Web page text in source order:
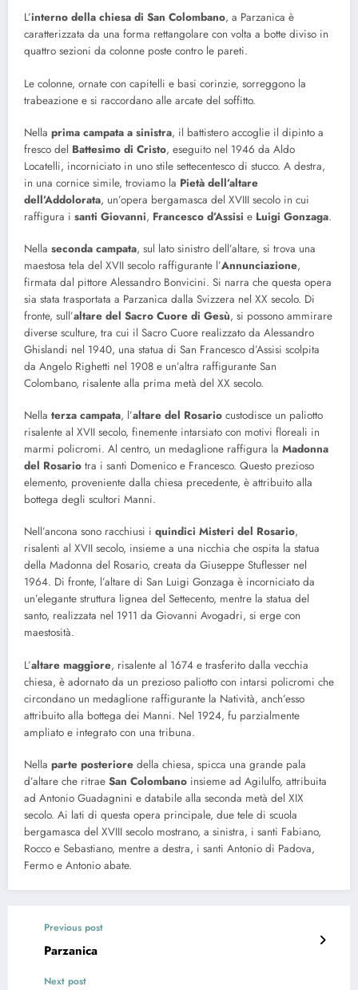
L’interno della chiesa di San Colombano, a Parzanica è
caratterizzata da una forma rettangolare con volta a botte diviso in
quattro sezioni da colonne poste contro le pareti.
Le colonne, ornate con capitelli e basi corinzie, sorreggono la
trabeazione e si raccordano alle arcate del soffitto.
Nella prima campata a sinistra, il battistero accoglie il dipinto a
fresco del Battesimo di Cristo, eseguito nel 1946 da Aldo
Locatelli, incorniciato in uno stile settecentesco di stucco. A destra,
in una cornice simile, troviamo la Pietà dell’altare
dell’Addolorata, un’opera bergamasca del XVIII secolo in cui
raffigura i santi Giovanni, Francesco d’Assisi e Luigi Gonzaga.
Nella seconda campata, sul lato sinistro dell’altare, si trova una
maestosa tela del XVII secolo raffigurante l’Annunciazione,
firmata dal pittore Alessandro Bonvicini. Si narra che questa opera
sia stata trasportata a Parzanica dalla Svizzera nel XX secolo. Di
fronte, sull’altare del Sacro Cuore di Gesù, si possono ammirare
diverse sculture, tra cui il Sacro Cuore realizzato da Alessandro
Ghislandi nel 1940, una statua di San Francesco d’Assisi scolpita
da Angelo Righetti nel 1908 e un’altra raffigurante San
Colombano, risalente alla prima metà del XX secolo.
Nella terza campata, l’altare del Rosario custodisce un paliotto
risalente al XVII secolo, finemente intarsiato con motivi floreali in
marmi policromi. Al centro, un medaglione raffigura la Madonna
del Rosario tra i santi Domenico e Francesco. Questo prezioso
elemento, proveniente dalla chiesa precedente, è attribuito alla
bottega degli scultori Manni.
Nell’ancona sono racchiusi i quindici Misteri del Rosario,
risalenti al XVII secolo, insieme a una nicchia che ospita la statua
della Madonna del Rosario, creata da Giuseppe Stuflesser nel
1964. Di fronte, l’altare di San Luigi Gonzaga è incorniciato da
un’elegante struttura lignea del Settecento, mentre la statua del
santo, realizzata nel 1911 da Giovanni Avogadri, si erge con
maestosità.
L’altare maggiore, risalente al 1674 e trasferito dalla vecchia
chiesa, è adornato da un prezioso paliotto con intarsi policromi che
circondano un medaglione raffigurante la Natività, anch’esso
attribuito alla bottega dei Manni. Nel 1924, fu parzialmente
ampliato e integrato con una tribuna.
Nella parte posteriore della chiesa, spicca una grande pala
d’altare che ritrae San Colombano insieme ad Agilulfo, attribuita
ad Antonio Guadagnini e databile alla seconda metà del XIX
secolo. Ai lati di questa opera principale, due tele di scuola
bergamasca del XVIII secolo mostrano, a sinistra, i santi Fabiano,
Rocco e Sebastiano, mentre a destra, i santi Antonio di Padova,
Fermo e Antonio abate.
Previous post
Parzanica
Next post